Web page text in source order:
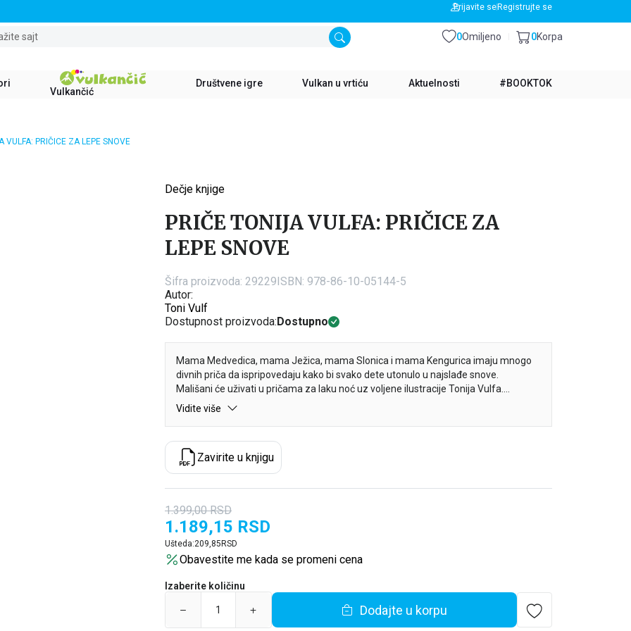
BESPLATNA DOSTAVA ZA IZNOS PREKO 3500 RSD
Prijavite se Registrujte se
sajt Omiljeno
0 Korpa
0
Vulkančić
Društvene igre Vulkan u vrtiću Aktuelnosti #BOOKTOK
VULFA: PRIČICE ZA LEPE SNOVE
Dečje knjige
PRIČE TONIJA VULFA: PRIČICE ZA
LEPE SNOVE
Šifra proizvoda: 29229ISBN: 978-86-10-05144-5
Autor:
Toni Vulf
Dostupnost proizvoda:Dostupno
Mama Medvedica, mama Ježica, mama Slonica i mama Kengurica imaju mnogo
divnih priča da ispripovedaju kako bi svako dete utonulo u najslađe snove.
Mališani će uživati u pričama za laku noć uz voljene ilustracije Tonija Vulfa.
Vidite više
Zavirite u knjigu
1.399,00 RSD
1.189,15 RSD
Ušteda:209,85 RSD
Obavestite me kada se promeni cena
Izaberite količinu
Dodajte u korpu